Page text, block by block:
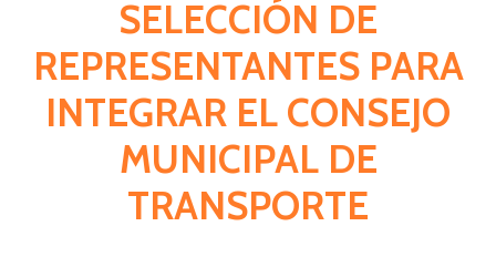
SELECCIÓN DE
REPRESENTANTES PARA
INTEGRAR EL CONSEJO
MUNICIPAL DE
TRANSPORTE